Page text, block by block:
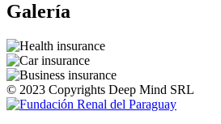
Galería
© 2023 Copyrights Deep Mind SRL